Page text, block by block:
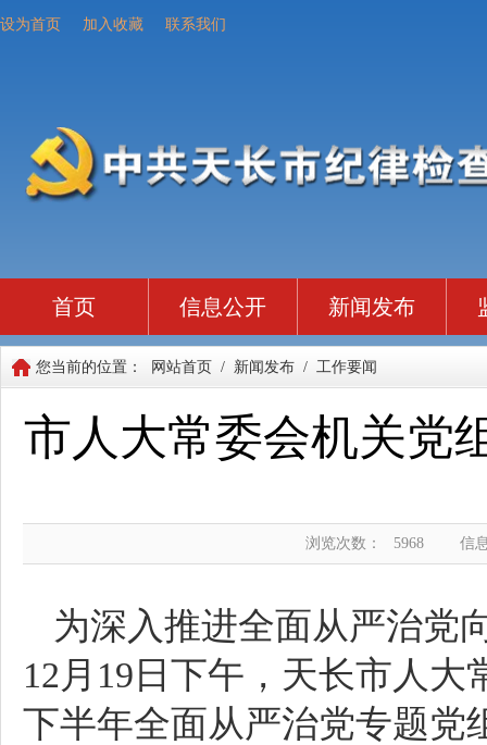
设为首页 加入收藏 联系我们
首页 信息公开 新闻发布
您当前的位置： 网站首页 / 新闻发布 / 工作要闻
市人大常委会机关党
浏览次数： 5968 信
为深入推进全面从严治党
12月19日下午，天长市人
下半年全面从严治党专题党